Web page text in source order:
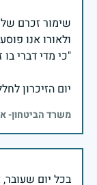
שימור זכרם של
יום הזיכרון
משרד הביטחון-